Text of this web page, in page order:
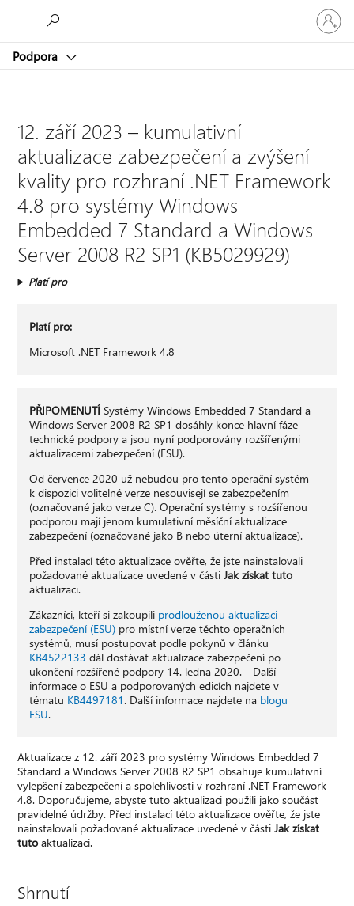
Podpora
Přihlaste
se
ke
účtu
12. září 2023 – kumulativní
aktualizace zabezpečení a zvýšení
kvality pro rozhraní .NET Framework
4.8 pro systémy Windows
Embedded 7 Standard a Windows
Server 2008 R2 SP1 (KB5029929)
Platí pro
Platí pro:
Microsoft .NET Framework 4.8
PŘIPOMENUTÍSystémy Windows Embedded 7 Standard a
Windows Server 2008 R2 SP1 dosáhly konce hlavní fáze
technické podpory a jsou nyní podporovány rozšířenými
aktualizacemi zabezpečení (ESU).
Od července 2020 už nebudou pro tento operační systém
k dispozici volitelné verze nesouvisejí se zabezpečením
(označované jako verze C). Operační systémy s rozšířenou
podporou mají jenom kumulativní měsíční aktualizace
zabezpečení (označované jako B nebo úterní aktualizace).
Před instalací této aktualizace ověřte, že jste nainstalovali
požadované aktualizace uvedené v části Jak získat tuto
aktualizaci.
Zákazníci, kteří si zakoupili prodlouženou aktualizaci
zabezpečení (ESU)pro místní verze těchto operačních
systémů, musí postupovat podle pokynů v článku
KB4522133 dál dostávat aktualizace zabezpečení po
ukončení rozšířené podpory 14. ledna 2020. Další
informace o ESU a podporovaných edicích najdete v
tématu KB4497181 . Další informace najdete na blogu
ESU.
Aktualizace z 12. září 2023 pro systémy Windows Embedded 7
Standard a Windows Server 2008 R2 SP1 obsahuje kumulativní
vylepšení zabezpečení a spolehlivosti v rozhraní .NET Framework
4.8. Doporučujeme, abyste tuto aktualizaci použili jako součást
pravidelné údržby. Před instalací této aktualizace ověřte, že jste
nainstalovali požadované aktualizace uvedené v částiJak získat
tuto aktualizaci.
Shrnutí